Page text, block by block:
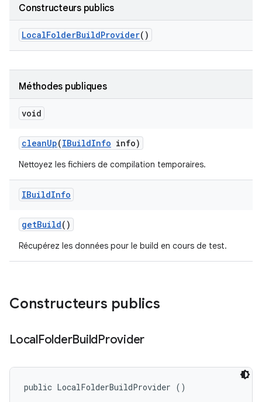
Constructeurs publics
LocalFolderBuildProvider()
Méthodes publiques
void
cleanUp(IBuildInfo info)
Nettoyez les fichiers de compilation temporaires.
IBuildInfo
getBuild()
Récupérez les données pour le build en cours de test.
Constructeurs publics
LocalFolderBuildProvider
public LocalFolderBuildProvider ()